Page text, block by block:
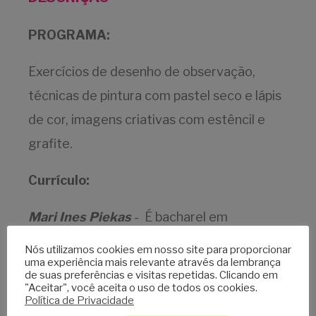
PROGRAMA:
Exercícios de desenho de observação,
técnicas de pintura com pastel seco e lápis
de cor, imagens criativas com estêncil e
grafite.
Currículo:
Mari Ines Piekas - É bacharel em
Visuais. Realizou mestrado e doutorado na
mesma área, com ênfase no ensino de
desenho e deficiência visual. Fez estágio de
Nós utilizamos cookies em nosso site para proporcionar
uma experiência mais relevante através da lembrança
de suas preferências e visitas repetidas. Clicando em
"Aceitar", você aceita o uso de todos os cookies.
Política de Privacidade